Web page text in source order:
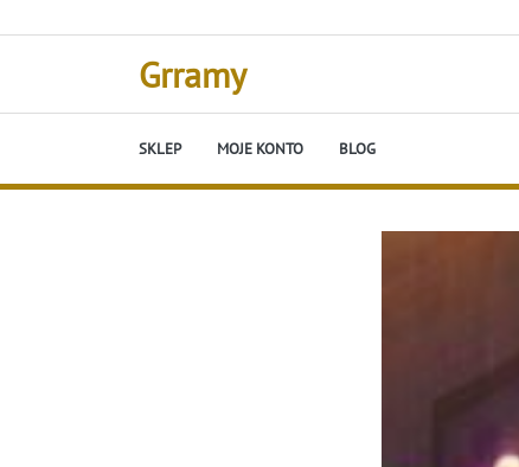
to
Grramy
SKLEP MOJE KONTO BLOG